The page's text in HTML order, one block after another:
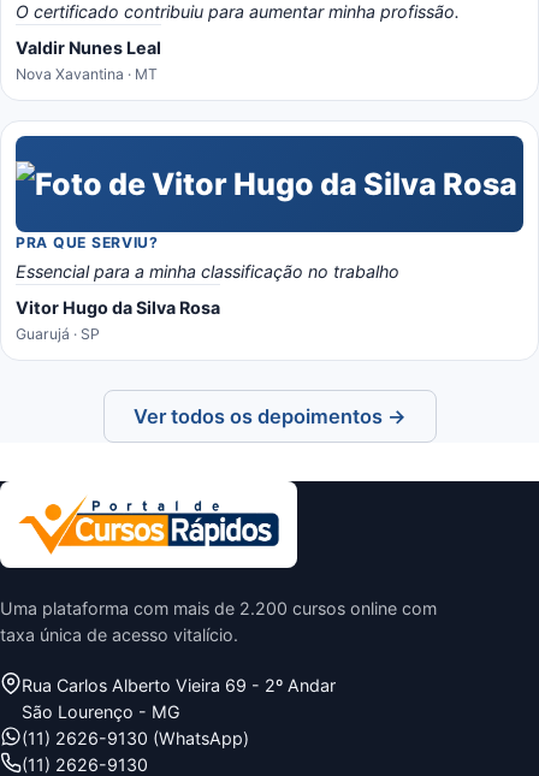
O certificado contribuiu para aumentar minha profissão.
Valdir Nunes Leal
Nova Xavantina · MT
PRA QUE SERVIU?
Essencial para a minha classificação no trabalho
Vitor Hugo da Silva Rosa
Guarujá · SP
Ver todos os depoimentos →
Uma plataforma com mais de 2.200 cursos online com
taxa única de acesso vitalício.
Rua Carlos Alberto Vieira 69 - 2º Andar
São Lourenço - MG
(11) 2626-9130 (WhatsApp)
(11) 2626-9130